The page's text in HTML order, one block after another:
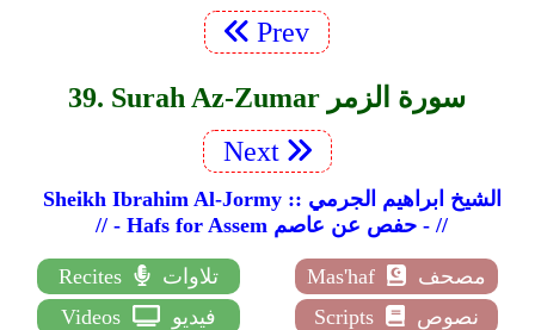
Prev
39. Surah Az-Zumar سورة الزمر
Next
Sheikh Ibrahim Al-Jormy :: الشيخ ابراهيم الجرمي
// - Hafs for Assem حفص عن عاصم - //
Recites تلاوات Mas'haf
مصحف
Videos
فيديو Scripts نصوص